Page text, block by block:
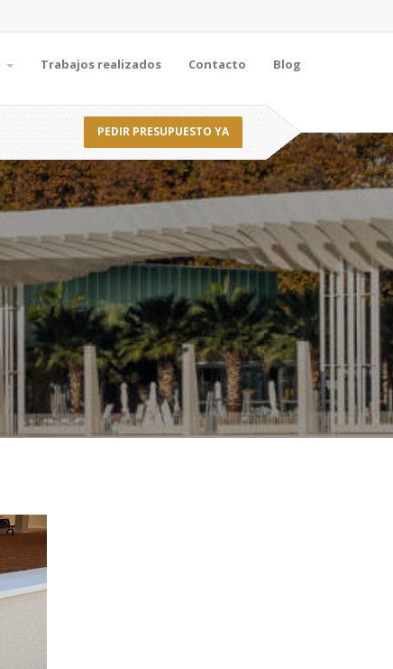
Trabajos realizados Contacto Blog
PEDIR PRESUPUESTO YA